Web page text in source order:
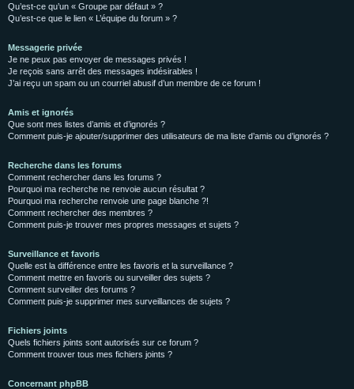
Qu’est-ce qu’un « Groupe par défaut » ?
Qu’est-ce que le lien « L’équipe du forum » ?
Messagerie privée
Je ne peux pas envoyer de messages privés !
Je reçois sans arrêt des messages indésirables !
J’ai reçu un spam ou un courriel abusif d’un membre de ce forum !
Amis et ignorés
Que sont mes listes d’amis et d’ignorés ?
Comment puis-je ajouter/supprimer des utilisateurs de ma liste d’amis ou d’ignorés ?
Recherche dans les forums
Comment rechercher dans les forums ?
Pourquoi ma recherche ne renvoie aucun résultat ?
Pourquoi ma recherche renvoie une page blanche ?!
Comment rechercher des membres ?
Comment puis-je trouver mes propres messages et sujets ?
Surveillance et favoris
Quelle est la différence entre les favoris et la surveillance ?
Comment mettre en favoris ou surveiller des sujets ?
Comment surveiller des forums ?
Comment puis-je supprimer mes surveillances de sujets ?
Fichiers joints
Quels fichiers joints sont autorisés sur ce forum ?
Comment trouver tous mes fichiers joints ?
Concernant phpBB